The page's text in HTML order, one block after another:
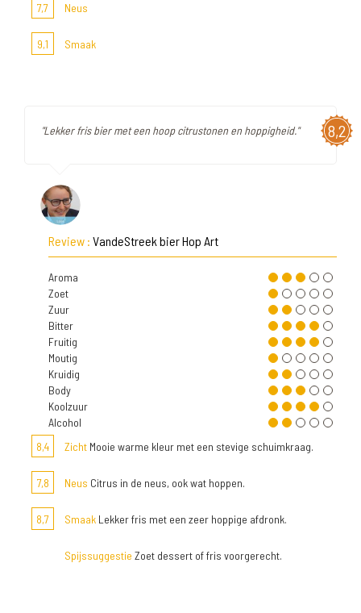
7,7 Neus
9,1 Smaak
8,2
"Lekker fris bier met een hoop citrustonen en hoppigheid."
Review : VandeStreek bier Hop Art
Aroma
Zoet
Zuur
Bitter
Fruitig
Moutig
Kruidig
Body
Koolzuur
Alcohol
8,4
Zicht Mooie warme kleur met een stevige schuimkraag.
7,8 Neus Citrus in de neus, ook wat hoppen.
8,7 Smaak Lekker fris met een zeer hoppige afdronk.
Spijssuggestie Zoet dessert of fris voorgerecht.